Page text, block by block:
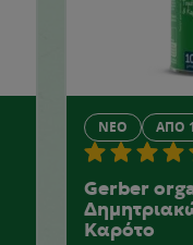
ΝΈΟ ΑΠΌ
Gerber
Καρότο